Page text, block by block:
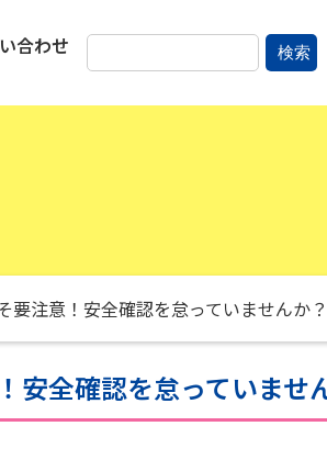
合わせ 検索
要注意！安全確認を怠っていませんか？
安全確認を怠っていませ